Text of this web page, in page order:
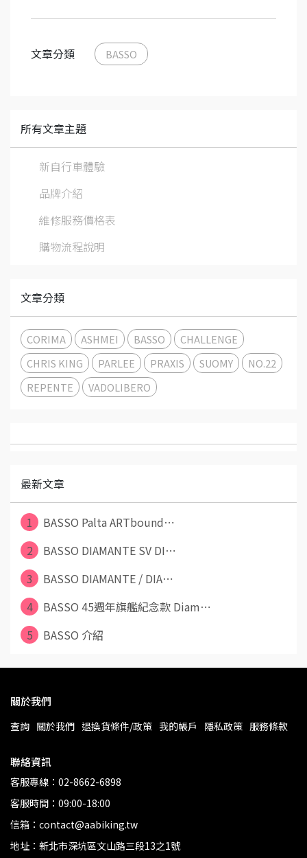
文章分類 BASSO
所有文章主題
新自行車體驗
品牌介紹
維修服務價格表
購物流程說明
文章分類
CORIMA ASHMEI BASSO
CHALLENGE
CHRIS KING
PARLEE PRAXIS SUOMY
NO.22
REPENTE
VADOLIBERO
最新文章
1
BASSO Palta ARTbound⋯
2
BASSO DIAMANTE SV DI⋯
3
BASSO DIAMANTE / DIA⋯
4
BASSO 45週年旗艦紀念款 Diam⋯
5
BASSO 介紹
關於我們
查詢 關於我們 退換貨條件/政策 我的帳戶 隱私政策 服務條款
聯絡資訊
客服專線：02-8662-6898
客服時間：09:00-18:00
信箱：contact@aabiking.tw
地址：新北市深坑區文山路三段13之1號